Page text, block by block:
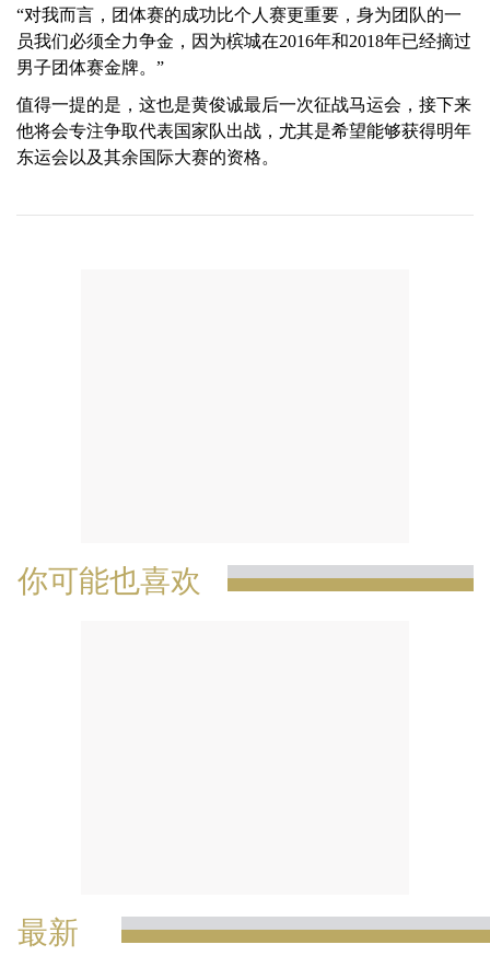
“对我而言，团体赛的成功比个人赛更重要，身为团队的一
员我们必须全力争金，因为槟城在2016年和2018年已经摘过
男子团体赛金牌。”
值得一提的是，这也是黄俊诚最后一次征战马运会，接下来
他将会专注争取代表国家队出战，尤其是希望能够获得明年
东运会以及其余国际大赛的资格。
你可能也喜欢
最新